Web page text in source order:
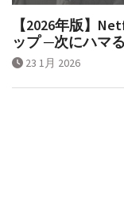
【2026年版】
ップ ─次にハマ